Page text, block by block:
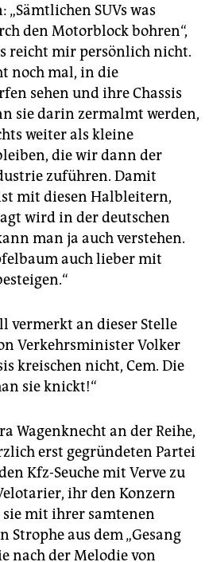
SUVs was
den Motorblock bohren“,
reicht mir persönlich nicht.
noch mal, in die
sehen und ihre Chassis
sie darin zermalmt werden,
weiter als kleine
die wir dann der
zuführen. Damit
mit diesen Halbleitern,
wird in der deutschen
man ja auch verstehen.
auch lieber mit
vermerkt an dieser Stelle
Verkehrsminister Volker
kreischen nicht, Cem. Die
sie knickt!“
Wagenknecht an der Reihe,
erst gegründeten Partei
Kfz-Seuche mit Verve zu
ihr den Konzern
mit ihrer samtenen
aus dem „Gesang
nach der Melodie von